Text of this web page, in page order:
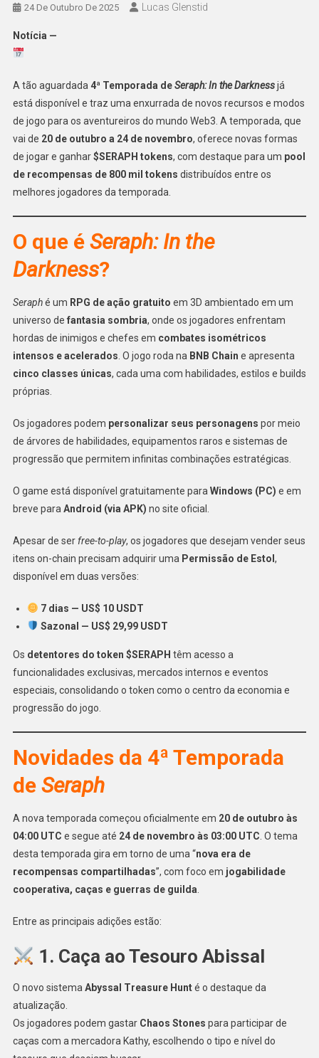
24 De Outubro De 2025 Lucas Glenstid
Notícia —
A tão aguardada 4ª Temporada deSeraph: In the Darknessjá
está disponível e traz uma enxurrada de novos recursos e modos
de jogo para os aventureiros do mundo Web3. A temporada, que
vai de 20 de outubro a 24 de novembro, oferece novas formas
de jogar e ganhar$SERAPH tokens, com destaque para um pool
de recompensas de 800 mil tokens distribuídos entre os
melhores jogadores da temporada.
O que é Seraph: In the
Darkness?
Seraphé um RPG de ação gratuito em 3D ambientado em um
universo de fantasia sombria, onde os jogadores enfrentam
hordas de inimigos e chefes em combates isométricos
intensos e acelerados . O jogo roda na BNB Chain e apresenta
cinco classes únicas, cada uma com habilidades, estilos e builds
próprias.
Os jogadores podem personalizar seus personagens por meio
de árvores de habilidades, equipamentos raros e sistemas de
progressão que permitem infinitas combinações estratégicas.
O game está disponível gratuitamente para Windows (PC) e em
breve para Android (via APK) no site oficial.
Apesar de ser free-to-play, os jogadores que desejam vender seus
itens on-chain precisam adquirir uma Permissão de Estol ,
disponível em duas versões:
7 dias — US$ 10 USDT
Sazonal — US$ 29,99 USDT
Os detentores do token $SERAPH têm acesso a
funcionalidades exclusivas, mercados internos e eventos
especiais, consolidando o token como o centro da economia e
progressão do jogo.
Novidades da 4ª Temporada
de Seraph
A nova temporada começou oficialmente em 20 de outubro às
04:00 UTC e segue até 24 de novembro às 03:00 UTC . O tema
desta temporada gira em torno de uma “nova era de
recompensas compartilhadas”, com foco em jogabilidade
cooperativa, caças e guerras de guilda
Entre as principais adições estão:
1. Caça ao Tesouro Abissal
O novo sistema Abyssal Treasure Hunté o destaque da
atualização.
Os jogadores podem gastar Chaos Stones para participar de
caças com a mercadora Kathy, escolhendo o tipo e nível do